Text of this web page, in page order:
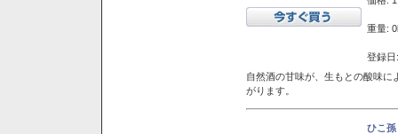
重量:
登録
自然酒の甘味が、生もとの酸味
がります。
ひこ